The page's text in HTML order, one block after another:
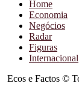
Home
Economia
Negócios
Radar
Figuras
Internacional
Ecos e Factos ©